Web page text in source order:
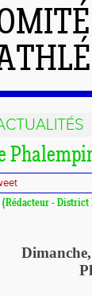
- District